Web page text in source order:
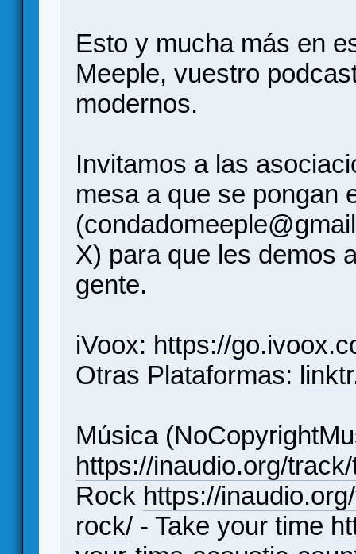
Esto y mucha más en
Meeple, vuestro
modernos.
Invitamos a las
mesa a que se pongan
X) para que les demos
gente.
iVoox: https://
Otras Plataformas:
Música
https://inaudio.org/
Rock https://
rock/ - Take your time